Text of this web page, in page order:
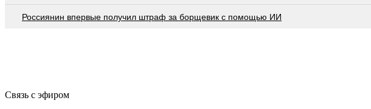
Россиянин впервые получил штраф за борщевик с помощью ИИ
Связь с эфиром